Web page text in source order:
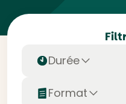
Durée
Format